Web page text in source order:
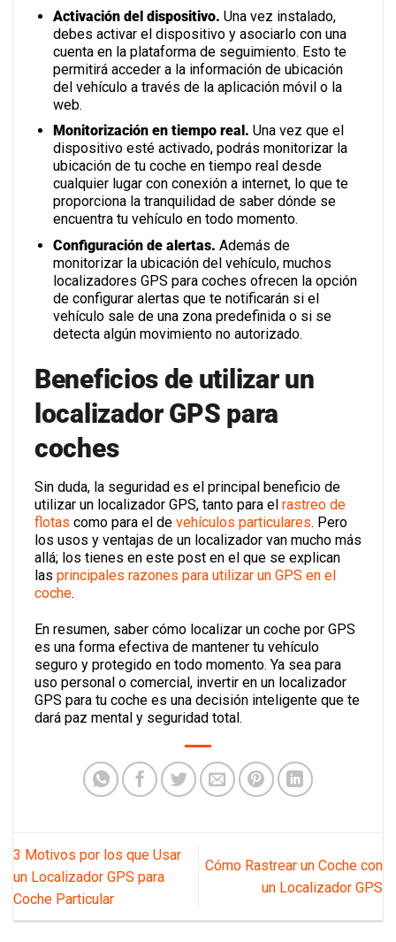
Activación del dispositivo. Una vez instalado,
debes activar el dispositivo y asociarlo con una
cuenta en la plataforma de seguimiento. Esto te
permitirá acceder a la información de ubicación
del vehículo a través de la aplicación móvil o la
web.
Monitorización en tiempo real. Una vez que el
dispositivo esté activado, podrás monitorizar la
ubicación de tu coche en tiempo real desde
cualquier lugar con conexión a internet, lo que te
proporciona la tranquilidad de saber dónde se
encuentra tu vehículo en todo momento.
Configuración de alertas. Además de
monitorizar la ubicación del vehículo, muchos
localizadores GPS para coches ofrecen la opción
de configurar alertas que te notificarán si el
vehículo sale de una zona predefinida o si se
detecta algún movimiento no autorizado.
Beneficios de utilizar un
localizador GPS para
coches
Sin duda, la seguridad es el principal beneficio de
utilizar un localizador GPS, tanto para el rastreo de
flotas como para el de vehículos particulares. Pero
los usos y ventajas de un localizador van mucho más
allá; los tienes en este post en el que se explican
las principales razones para utilizar un GPS en el
coche.
En resumen, saber cómo localizar un coche por GPS
es una forma efectiva de mantener tu vehículo
seguro y protegido en todo momento. Ya sea para
uso personal o comercial, invertir en un localizador
GPS para tu coche es una decisión inteligente que te
dará paz mental y seguridad total.
3 Motivos por los que Usar
un Localizador GPS para
Coche Particular
Cómo Rastrear un Coche con
un Localizador GPS
newsletter y
de descuento en tu
Proteger?